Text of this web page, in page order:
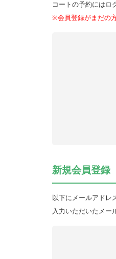
コートの予約にはロ
※会員登録がまだの
新規会員登録
以下にメールアドレ
入力いただいたメー